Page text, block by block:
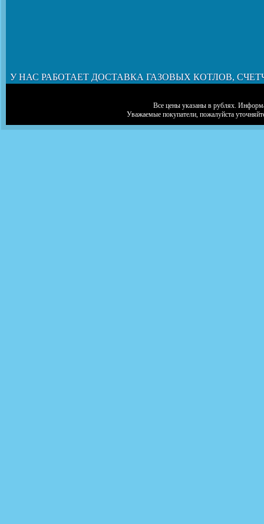
У НАС РАБОТАЕТ ДОСТАВКА ГАЗОВЫХ КОТЛОВ,
Все цены указаны в рублях.
Уважаемые покупатели, пожалуйста